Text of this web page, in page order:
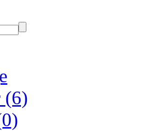
(6)